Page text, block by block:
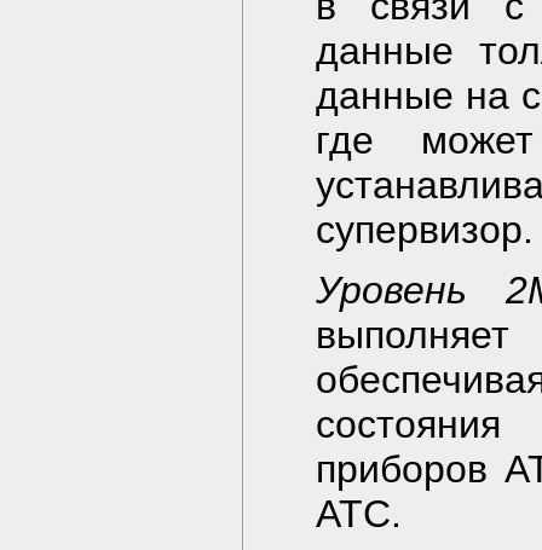
данные
данные на
где
супервизор.
Уровень
выполняет
приборов
АТС.